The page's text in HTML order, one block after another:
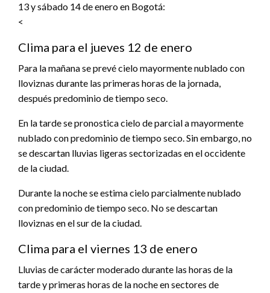
13 y sábado 14 de enero en Bogotá:
<
Clima para el jueves 12 de enero
Para la mañana se prevé cielo mayormente nublado con
lloviznas durante las primeras horas de la jornada,
después predominio de tiempo seco.
En la tarde se pronostica cielo de parcial a mayormente
nublado con predominio de tiempo seco. Sin embargo, no
se descartan lluvias ligeras sectorizadas en el occidente
de la ciudad.
Durante la noche se estima cielo parcialmente nublado
con predominio de tiempo seco. No se descartan
lloviznas en el sur de la ciudad.
Clima para el viernes 13 de enero
Lluvias de carácter moderado durante las horas de la
tarde y primeras horas de la noche en sectores de